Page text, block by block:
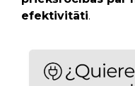
efektivitāti.